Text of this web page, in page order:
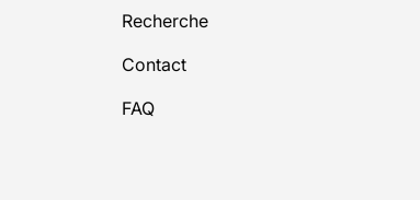
Recherche
Contact
FAQ